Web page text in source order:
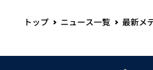
トップ ニュース一覧 最新メ